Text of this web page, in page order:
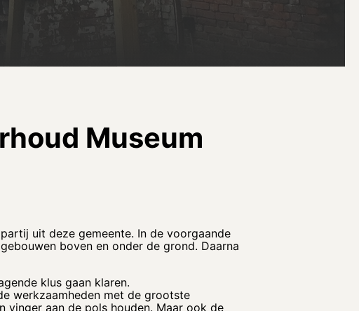
Museum
uit deze gemeente. In de voorgaande
boven en onder de grond. Daarna
klus gaan klaren.
werkzaamheden met de grootste
vinger aan de pols houden. Maar ook de